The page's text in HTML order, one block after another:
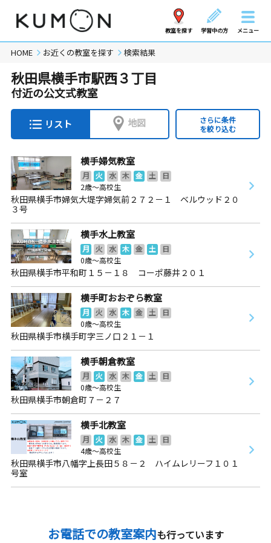
教室を探す 学習中の方 メニュー
HOME お近くの教室を探す 検索結果
秋田県横手市駅西３丁目
付近の公文式教室
リスト 地図
さらに条件
を絞り込む
横手婦気教室
月 火 水 木 金 土
日
2歳～高校生
秋田県横手市婦気大堤字婦気前２７２－１ ベルウッド２０
３号
横手水上教室
月 火 水 木 金 土
日
0歳～高校生
秋田県横手市平和町１５－１８ コーポ藤井２０１
横手町おおぞら教室
月 火 水 木 金 土
日
0歳～高校生
秋田県横手市横手町字三ノ口２１－１
横手朝倉教室
月 火 水 木 金 土
日
0歳～高校生
秋田県横手市朝倉町７－２７
横手北教室
月 火 水 木 金 土
日
4歳～高校生
秋田県横手市八幡字上長田５８－２ ハイムレリーフ１０１
号室
お電話での教室案内も行っています